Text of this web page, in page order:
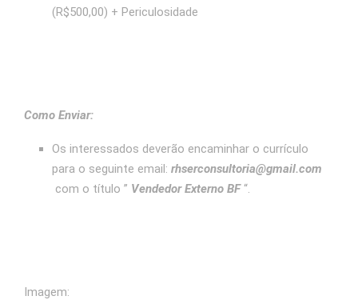
(R$500,00) + Periculosidade
Como Enviar:
Os interessados deverão encaminhar o currículo
para o seguinte email: rhserconsultoria@gmail.com
com o título ” Vendedor Externo BF“.
Imagem: